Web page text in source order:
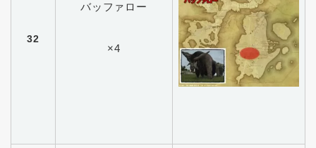
32
バッファロー
×4